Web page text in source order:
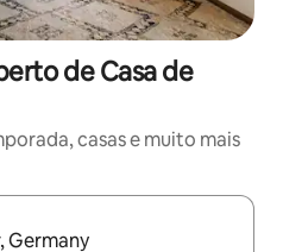
de Casa de
casas e muito mais
disponíveis, explore-os